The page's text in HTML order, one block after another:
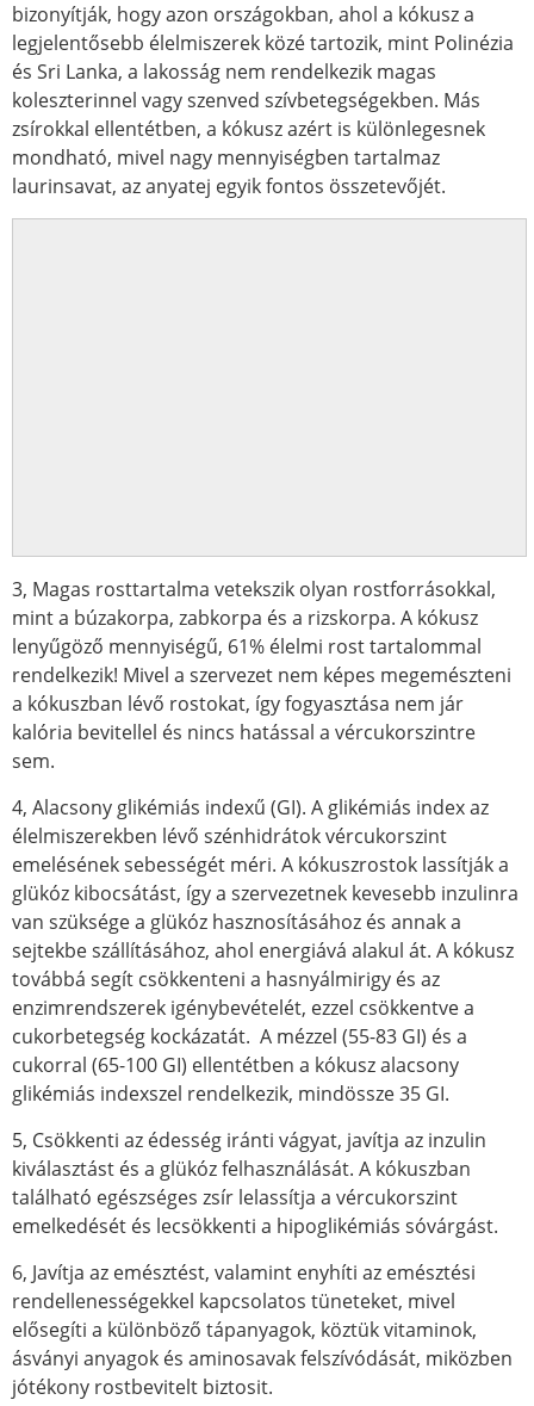
bizonyítják, hogy azon országokban, ahol a kókusz a
legjelentősebb élelmiszerek közé tartozik, mint Polinézia
és Sri Lanka, a lakosság nem rendelkezik magas
koleszterinnel vagy szenved szívbetegségekben. Más
zsírokkal ellentétben, a kókusz azért is különlegesnek
mondható, mivel nagy mennyiségben tartalmaz
laurinsavat, az anyatej egyik fontos összetevőjét.
3, Magas rosttartalma vetekszik olyan rostforrásokkal,
mint a búzakorpa, zabkorpa és a rizskorpa. A kókusz
lenyűgöző mennyiségű, 61% élelmi rost tartalommal
rendelkezik! Mivel a szervezet nem képes megemészteni
a kókuszban lévő rostokat, így fogyasztása nem jár
kalória bevitellel és nincs hatással a vércukorszintre
sem.
4, Alacsony glikémiás indexű (GI). A glikémiás index az
élelmiszerekben lévő szénhidrátok vércukorszint
emelésének sebességét méri. A kókuszrostok lassítják a
glükóz kibocsátást, így a szervezetnek kevesebb inzulinra
van szüksége a glükóz hasznosításához és annak a
sejtekbe szállításához, ahol energiává alakul át. A kókusz
továbbá segít csökkenteni a hasnyálmirigy és az
enzimrendszerek igénybevételét, ezzel csökkentve a
cukorbetegség kockázatát. A mézzel (55-83 GI) és a
cukorral (65-100 GI) ellentétben a kókusz alacsony
glikémiás indexszel rendelkezik, mindössze 35 GI.
5, Csökkenti az édesség iránti vágyat, javítja az inzulin
kiválasztást és a glükóz felhasználását. A kókuszban
található egészséges zsír lelassítja a vércukorszint
emelkedését és lecsökkenti a hipoglikémiás sóvárgást.
6, Javítja az emésztést, valamint enyhíti az emésztési
rendellenességekkel kapcsolatos tüneteket, mivel
elősegíti a különböző tápanyagok, köztük vitaminok,
ásványi anyagok és aminosavak felszívódását, miközben
jótékony rostbevitelt biztosit.